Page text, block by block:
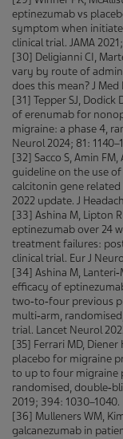
eptinezumab vs
symptom when
clinical trial. JAMA
[30] Deligianni CI,
vary by route of
does this mean? J
[31] Tepper SJ, Dodick
of erenumab for
migraine: a phase 4,
Neurol 2024; 81:
[32] Sacco S, Amin
guideline on the use
calcitonin gene
2022 update. J
[33] Ashina M, Lipton
eptinezumab over 24
treatment failures:
clinical trial. Eur J
[34] Ashina M,
efficacy of
two‑to‑four previous
multi‑arm,
trial. Lancet Neurol
[35] Ferrari MD,
placebo for migraine
to up to four migraine
randomised,
2019; 394: 1030–1040.
[36] Mulleners WM,
galcanezumab in